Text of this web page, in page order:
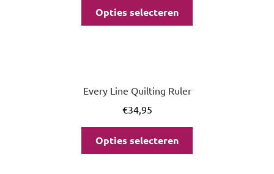
Opties selecteren
Every Line Quilting Ruler
€34,95
Opties selecteren